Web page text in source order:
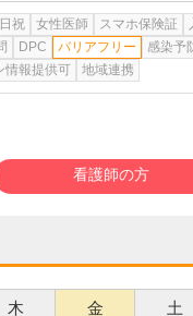
日祝 女性医師 スマホ保険証
DPC バリアフリー
感染予
情報提供可 地域連携
看護師の方
木 金 土